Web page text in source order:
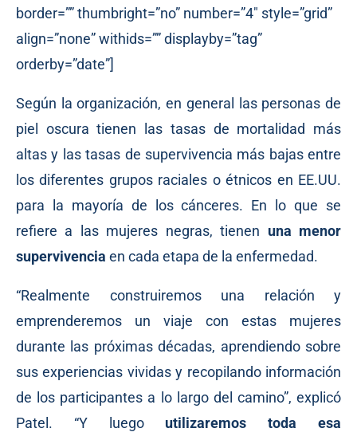
border=”” thumbright=”no” number=”4″ style=”grid”
align=”none” withids=”” displayby=”tag”
orderby=”date”]
Según la organización, en general
las personas de
piel oscura tienen las tasas de mortalidad más
altas y las tasas de supervivencia más bajas entre
los diferentes grupos raciales o étnicos en EE.UU.
para la mayoría de los cánceres. En lo que se
refiere a las mujeres negras, tienen una menor
supervivencia en cada etapa de la enfermedad.
“Realmente construiremos una relación y
emprenderemos un viaje con estas mujeres
durante las próximas décadas, aprendiendo sobre
sus experiencias vividas y recopilando información
de los participantes a lo largo del camino”, explicó
Patel. “Y luego utilizaremos toda esa